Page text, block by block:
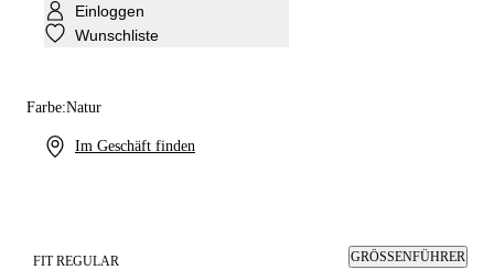
Einloggen
Wunschliste
Im Geschäft finden
Farbe:Natur
FIT REGULAR GRÖSSENFÜHRER